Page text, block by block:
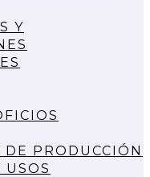
Y
PRODUCCIÓN
USOS